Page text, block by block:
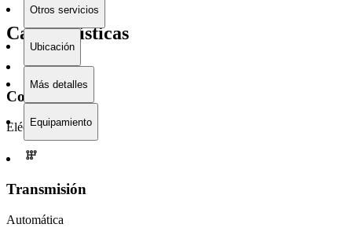
Otros servicios
Ubicación
Más detalles
Equipamiento
Características
Combustible
Eléctrico
Transmisión
Automática